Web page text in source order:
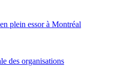
plein essor à Montréal
des organisations